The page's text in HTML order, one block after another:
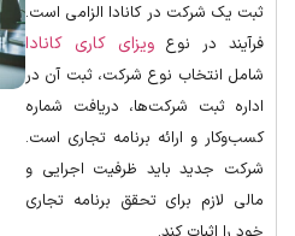
شرکت در کانادا الزامی است.
در نوعویزای کاری کانادا
انتخاب نوع شرکت، ثبت آن در
ثبت شرکت‌ها، دریافت شماره
و ارائه برنامه تجاری است.
جدید باید ظرفیت اجرایی و
لازم برای تحقق برنامه تجاری